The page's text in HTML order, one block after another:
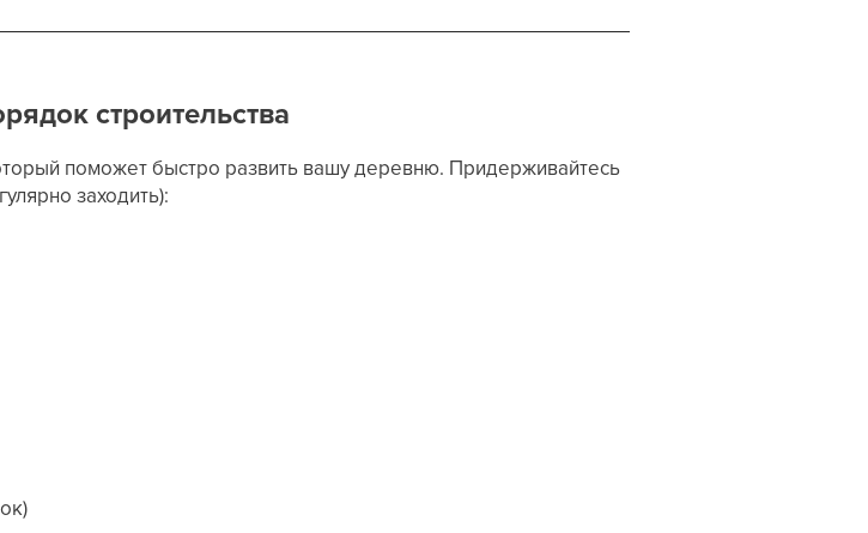
строительства
поможет быстро развить вашу деревню. Придерживайтесь
заходить):